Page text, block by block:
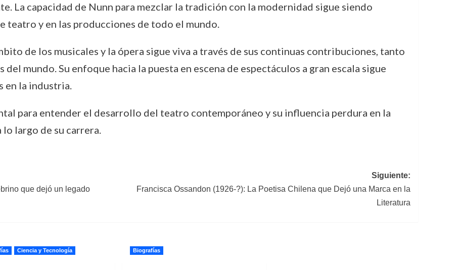
La capacidad de Nunn para mezclar la tradición con la modernidad sigue siendo
teatro y en las producciones de todo el mundo.
de los musicales y la ópera sigue viva a través de sus continuas contribuciones, tanto
mundo. Su enfoque hacia la puesta en escena de espectáculos a gran escala sigue
en la industria.
para entender el desarrollo del teatro contemporáneo y su influencia perdura en la
largo de su carrera.
que dejó un legado
Siguiente:
Francisca Ossandon (1926-?): La Poetisa Chilena que Dejó una Marca en la
Literatura
Ciencia y Tecnología Biografías